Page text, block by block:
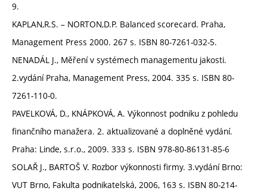
9.
KAPLAN,R.S. – NORTON,D.P. Balanced scorecard. Praha,
Management Press 2000. 267 s. ISBN 80-7261-032-5.
NENADÁL J., Měření v systémech managementu jakosti.
2.vydání Praha, Management Press, 2004. 335 s. ISBN 80-
7261-110-0.
PAVELKOVÁ, D., KNÁPKOVÁ, A. Výkonnost podniku z pohledu
finančního manažera. 2. aktualizované a doplněné vydání.
Praha: Linde, s.r.o., 2009. 333 s. ISBN 978-80-86131-85-6
SOLAŘ J., BARTOŠ V. Rozbor výkonnosti firmy. 3.vydání Brno:
VUT Brno, Fakulta podnikatelská, 2006, 163 s. ISBN 80-214-